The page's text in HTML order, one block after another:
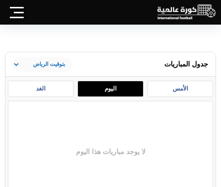
جدول المباريات
الأمس اليوم الغد
لا يوجد مباريات هذا اليوم